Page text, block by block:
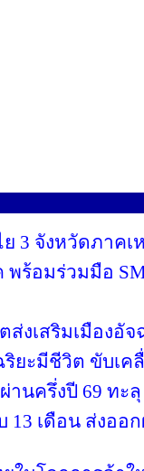
3 จังหวัดภาค
พร้อมร่วมมือ
งเสริมเมืองอั
ยะมีชีวิต ขับเค
นครึ่งปี 69 ทะลุ
เดือน ส่งออ